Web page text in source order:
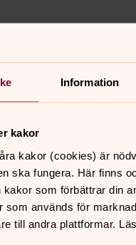
Information
kakor
kakor (cookies) är
ska fungera. Här finns
som förbättrar din
som används för
till andra plattformar.
7 april 2025
eller frågor på
toppen
innehållet